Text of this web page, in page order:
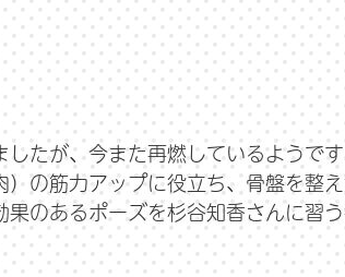
たが、今また再燃しているようで
の筋力アップに役立ち、骨盤を整
のあるポーズを杉谷知香さんに習